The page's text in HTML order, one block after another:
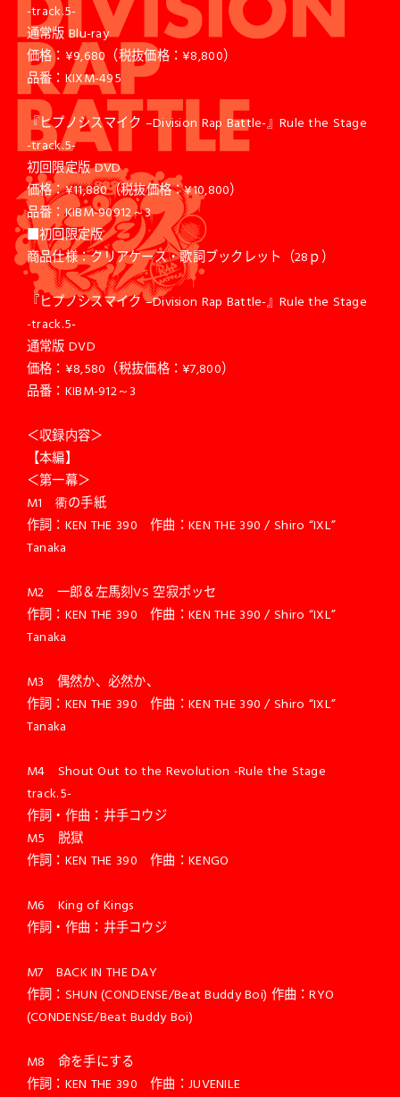
-track.5-
通常版 Blu-ray
価格：¥9,680（税抜価格：¥8,800）
品番：KIXM-495
『ヒプノシスマイク –Division Rap Battle-』Rule the Stage
-track.5-
初回限定版 DVD
価格：¥11,880（税抜価格：¥10,800）
品番：KIBM-90912～3
■初回限定版
商品仕様：クリアケース・歌詞ブックレット（28ｐ）
『ヒプノシスマイク –Division Rap Battle-』Rule the Stage
-track.5-
通常版 DVD
価格：¥8,580（税抜価格：¥7,800）
品番：KIBM-912～3
＜収録内容＞
【本編】
＜第一幕＞
M1 衢の手紙
作詞：KEN THE 390 作曲：KEN THE 390 / Shiro “IXL”
Tanaka
M2 一郎＆左馬刻VS 空寂ポッセ
作詞：KEN THE 390 作曲：KEN THE 390 / Shiro “IXL”
Tanaka
M3 偶然か、必然か、
作詞：KEN THE 390 作曲：KEN THE 390 / Shiro “IXL”
Tanaka
M4 Shout Out to the Revolution -Rule the Stage
track.5-
作詞・作曲：井手コウジ
M5 脱獄
作詞：KEN THE 390 作曲：KENGO
M6 King of Kings
作詞・作曲：井手コウジ
M7 BACK IN THE DAY
作詞：SHUN (CONDENSE/Beat Buddy Boi) 作曲：RYO
(CONDENSE/Beat Buddy Boi)
M8 命を手にする
作詞：KEN THE 390 作曲：JUVENILE